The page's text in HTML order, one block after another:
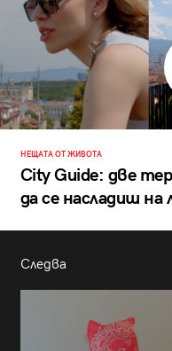
НЕЩАТА ОТ ЖИВОТА
City Guide: две
да се насладиш
Следва